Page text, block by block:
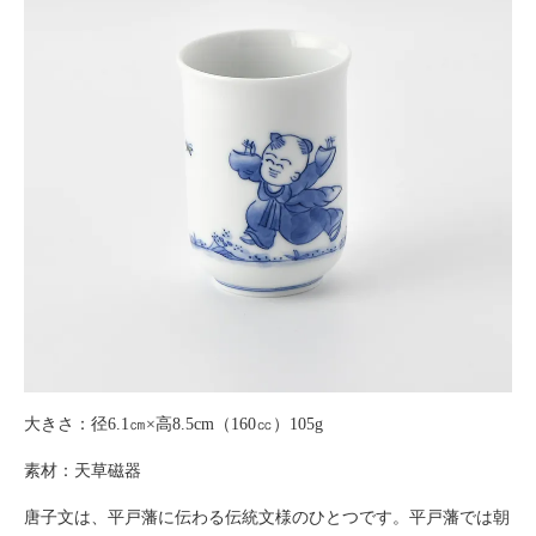
大きさ：径6.1㎝×高8.5cm（160㏄）105g
素材：天草磁器
唐子文は、平戸藩に伝わる伝統文様のひとつです。平戸藩では朝